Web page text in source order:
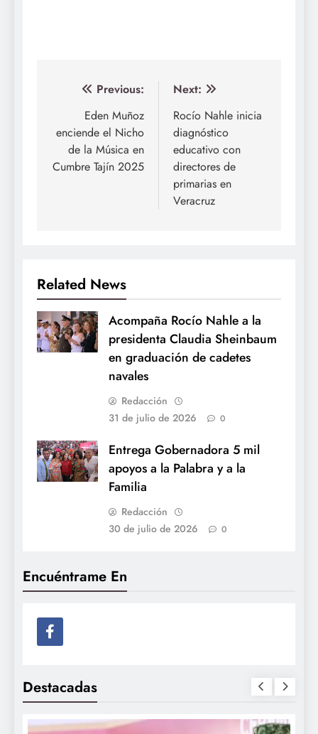
Encuéntrame En
Destacadas
Navegación
entradas
Previous:
Eden Muñoz
enciende el Nicho
de la Música en
Cumbre Tajín 2025
Next:
Rocío Nahle inicia
diagnóstico
educativo con
directores de
primarias en
Veracruz
Related News
Acompaña Rocío Nahle a la
presidenta Claudia Sheinbaum
en graduación de cadetes
navales
Redacción
31 de julio de 2026
0
Entrega Gobernadora 5 mil
apoyos a la Palabra y a la
Familia
Redacción
30 de julio de 2026
0